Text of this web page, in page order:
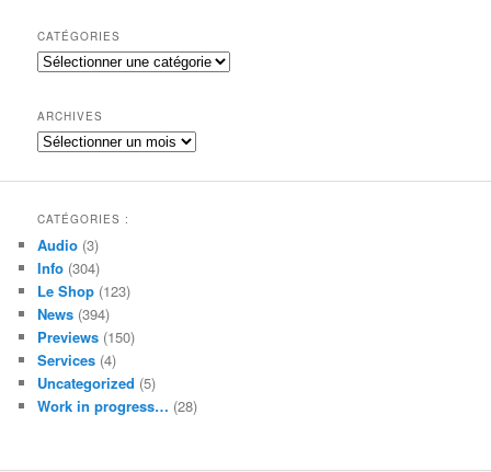
h
e
r
h
e
CATÉGORIES
Catégories
ARCHIVES
Archives
CATÉGORIES :
Audio (3)
Info (304)
Le Shop (123)
News (394)
Previews (150)
Services (4)
Uncategorized (5)
Work in progress… (28)